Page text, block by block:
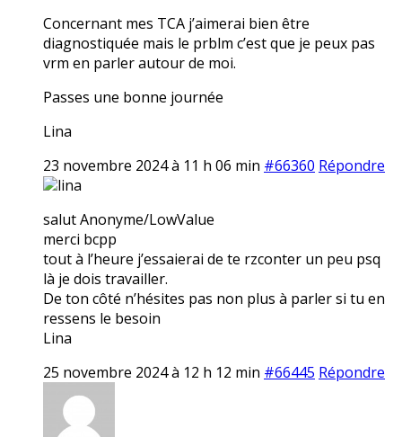
Concernant mes TCA j’aimerai bien être
diagnostiquée mais le prblm c’est que je peux pas
vrm en parler autour de moi.
Passes une bonne journée
Lina
23 novembre 2024 à 11 h 06 min #66360 Répondre
lina
salut Anonyme/LowValue
merci bcpp
tout à l’heure j’essaierai de te rzconter un peu psq
là je dois travailler.
De ton côté n’hésites pas non plus à parler si tu en
ressens le besoin
Lina
25 novembre 2024 à 12 h 12 min #66445 Répondre